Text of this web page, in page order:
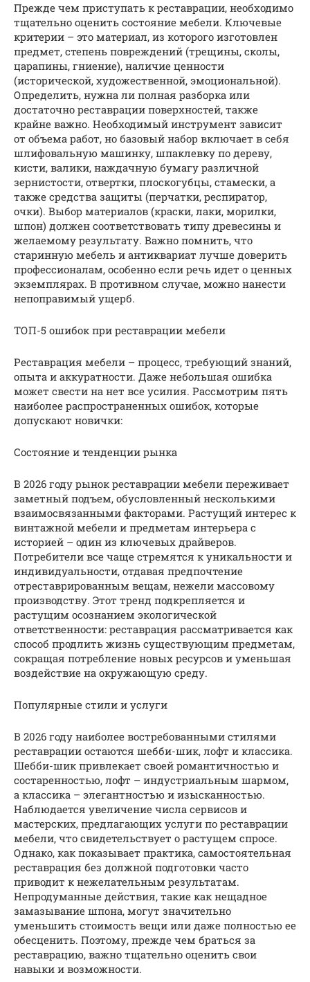
Прежде чем приступать к реставрации, необходимо
тщательно оценить состояние мебели. Ключевые
критерии – это материал, из которого изготовлен
предмет, степень повреждений (трещины, сколы,
царапины, гниение), наличие ценности
(исторической, художественной, эмоциональной).
Определить, нужна ли полная разборка или
достаточно реставрации поверхностей, также
крайне важно. Необходимый инструмент зависит
от объема работ, но базовый набор включает в себя
шлифовальную машинку, шпаклевку по дереву,
кисти, валики, наждачную бумагу различной
зернистости, отвертки, плоскогубцы, стамески, а
также средства защиты (перчатки, респиратор,
очки). Выбор материалов (краски, лаки, морилки,
шпон) должен соответствовать типу древесины и
желаемому результату. Важно помнить, что
старинную мебель и антиквариат лучше доверить
профессионалам, особенно если речь идет о ценных
экземплярах. В противном случае, можно нанести
непоправимый ущерб.
ТОП-5 ошибок при реставрации мебели
Реставрация мебели – процесс, требующий знаний,
опыта и аккуратности. Даже небольшая ошибка
может свести на нет все усилия. Рассмотрим пять
наиболее распространенных ошибок, которые
допускают новички:
Состояние и тенденции рынка
В 2026 году рынок реставрации мебели переживает
заметный подъем, обусловленный несколькими
взаимосвязанными факторами. Растущий интерес к
винтажной мебели и предметам интерьера с
историей – один из ключевых драйверов.
Потребители все чаще стремятся к уникальности и
индивидуальности, отдавая предпочтение
отреставрированным вещам, нежели массовому
производству. Этот тренд подкрепляется и
растущим осознанием экологической
ответственности: реставрация рассматривается как
способ продлить жизнь существующим предметам,
сокращая потребление новых ресурсов и уменьшая
воздействие на окружающую среду.
Популярные стили и услуги
В 2026 году наиболее востребованными стилями
реставрации остаются шебби-шик, лофт и классика.
Шебби-шик привлекает своей романтичностью и
состаренностью, лофт – индустриальным шармом,
а классика – элегантностью и изысканностью.
Наблюдается увеличение числа сервисов и
мастерских, предлагающих услуги по реставрации
мебели, что свидетельствует о растущем спросе.
Однако, как показывает практика, самостоятельная
реставрация без должной подготовки часто
приводит к нежелательным результатам.
Непродуманные действия, такие как нещадное
замазывание шпона, могут значительно
уменьшить стоимость вещи или даже полностью ее
обесценить. Поэтому, прежде чем браться за
реставрацию, важно тщательно оценить свои
навыки и возможности.